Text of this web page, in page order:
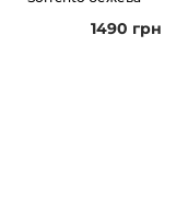
1490 грн